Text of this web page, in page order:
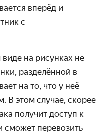
вперёд и
с
на рисунках не
разделённой в
на то, что у неё
В этом случае, скорее
получит доступ к
сможет перевозить